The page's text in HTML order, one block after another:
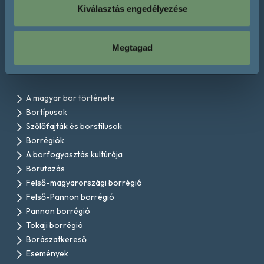
Kiválasztás engedélyezése
Megtagad
Kapcsolat
A magyar bor története
Bortípusok
Szőlőfajták és borstílusok
Borrégiók
A borfogyasztás kultúrája
Borutazás
Felső-magyarországi borrégió
Felső-Pannon borrégió
Pannon borrégió
Tokaji borrégió
Borászatkereső
Események